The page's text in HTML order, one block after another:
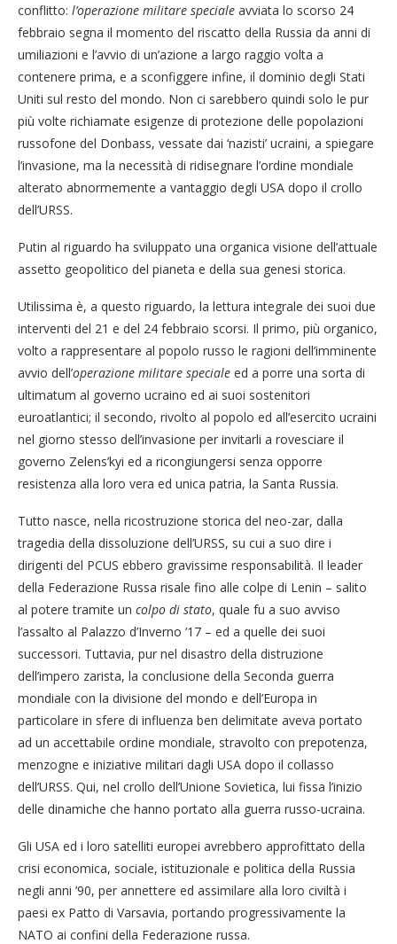
conflitto: l’operazione militare speciale avviata lo scorso 24
febbraio segna il momento del riscatto della Russia da anni di
umiliazioni e l’avvio di un’azione a largo raggio volta a
contenere prima, e a sconfiggere infine, il dominio degli Stati
Uniti sul resto del mondo. Non ci sarebbero quindi solo le pur
più volte richiamate esigenze di protezione delle popolazioni
russofone del Donbass, vessate dai ‘nazisti’ ucraini, a spiegare
l’invasione, ma la necessità di ridisegnare l’ordine mondiale
alterato abnormemente a vantaggio degli USA dopo il crollo
dell’URSS.
Putin al riguardo ha sviluppato una organica visione dell’attuale
assetto geopolitico del pianeta e della sua genesi storica.
Utilissima è, a questo riguardo, la lettura integrale dei suoi due
interventi del 21 e del 24 febbraio scorsi. Il primo, più organico,
volto a rappresentare al popolo russo le ragioni dell’imminente
avvio dell’operazione militare speciale ed a porre una sorta di
ultimatum al governo ucraino ed ai suoi sostenitori
euroatlantici; il secondo, rivolto al popolo ed all’esercito ucraini
nel giorno stesso dell’invasione per invitarli a rovesciare il
governo Zelens’kyi ed a ricongiungersi senza opporre
resistenza alla loro vera ed unica patria, la Santa Russia.
Tutto nasce, nella ricostruzione storica del neo-zar, dalla
tragedia della dissoluzione dell’URSS, su cui a suo dire i
dirigenti del PCUS ebbero gravissime responsabilità. Il leader
della Federazione Russa risale fino alle colpe di Lenin – salito
al potere tramite un colpo di stato, quale fu a suo avviso
l’assalto al Palazzo d’Inverno ‘17 – ed a quelle dei suoi
successori. Tuttavia, pur nel disastro della distruzione
dell’impero zarista, la conclusione della Seconda guerra
mondiale con la divisione del mondo e dell’Europa in
particolare in sfere di influenza ben delimitate aveva portato
ad un accettabile ordine mondiale, stravolto con prepotenza,
menzogne e iniziative militari dagli USA dopo il collasso
dell’URSS. Qui, nel crollo dell’Unione Sovietica, lui fissa l’inizio
delle dinamiche che hanno portato alla guerra russo-ucraina.
Gli USA ed i loro satelliti europei avrebbero approfittato della
crisi economica, sociale, istituzionale e politica della Russia
negli anni ’90, per annettere ed assimilare alla loro civiltà i
paesi ex Patto di Varsavia, portando progressivamente la
NATO ai confini della Federazione russa.